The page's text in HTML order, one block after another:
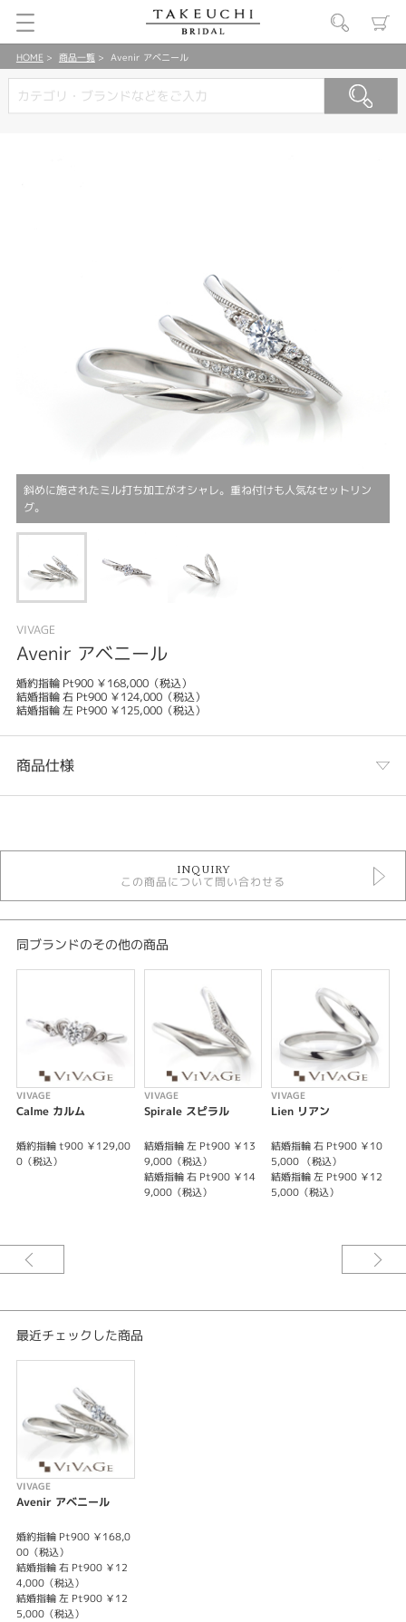
HOME 商品一覧 Avenir アベニール
斜めに施されたミル打ち加工がオシャレ。重ね付けも人気なセットリン
グ。
VIVAGE
Avenir アベニール
婚約指輪 Pt900 ￥168,000（税込）
結婚指輪 右 Pt900 ￥124,000（税込）
結婚指輪 左 Pt900 ￥125,000（税込）
商品仕様
ヴィヴァージュ セットリング
性別
紹介文
VIVAGE 【Avenir】アベニール ~未来~未来へと繋がるこの瞬間
※婚約指輪のセンターダイヤモンドの価格は含まれません。
INQUIRY
この商品について問い合わせる
同ブランドのその他の商品
VIVAGE
Calme カルム
婚約指輪 t900 ￥129,00
0（税込）
VIVAGE
Spirale スピラル
結婚指輪 左 Pt900 ￥13
9,000（税込）
結婚指輪 右 Pt900 ￥14
9,000（税込）
VIVAGE
Lien リアン
結婚指輪 右 Pt900 ￥10
5,000 （税込）
結婚指輪 左 Pt900 ￥12
5,000（税込）
最近チェックした商品
VIVAGE
Avenir アベニール
婚約指輪 Pt900 ￥168,0
00（税込）
結婚指輪 右 Pt900 ￥12
4,000（税込）
結婚指輪 左 Pt900 ￥12
5,000（税込）